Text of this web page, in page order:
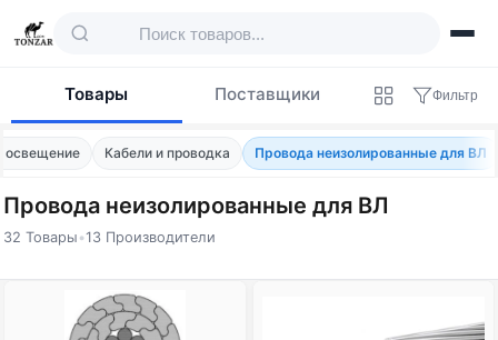
Товары Поставщики Фильтр
освещение Кабели и проводка Провода неизолированные для ВЛ
Провода неизолированные для ВЛ
32 Товары •13 Производители
Товары — Провода неизолированные